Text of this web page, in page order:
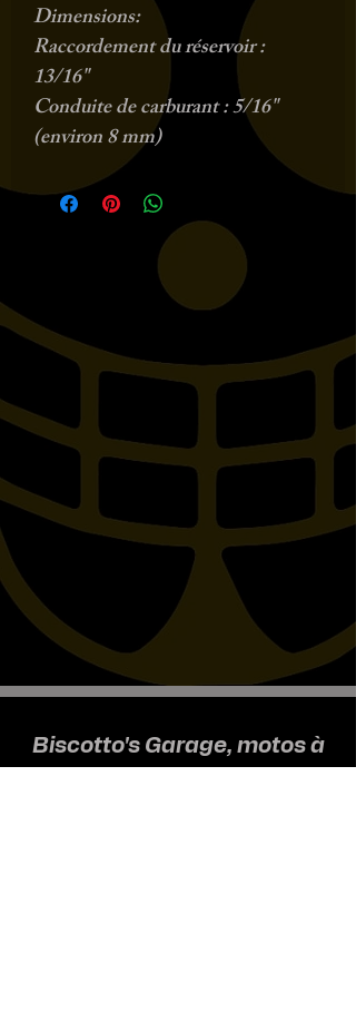
Dimensions:
Raccordement du réservoir :
13/16"
Conduite de carburant : 5/16"
(environ 8 mm)
Biscotto's Garage, motos à